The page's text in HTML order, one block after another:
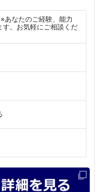
あなたのご経験、能力
す。お気軽にご相談くだ